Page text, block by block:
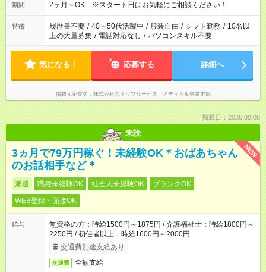
期間 2ヶ月～OK ※スタート日はお気軽にご相談ください！
特徴 履歴書不要 / 40～50代活躍中 / 服装自由 / シフト勤務 / 10名以
上の大量募集 / 電話対応なし / パソコンスキル不要
気になる！ 応募する 詳細へ
掲載元企業名 株式会社スタッフサービス メディカル事業本部
掲載日：2026.08.08
未読
NEW
3ヵ月で79万円稼ぐ！未経験OK＊おばあちゃん
のお話相手など＊
派遣 職種未経験OK 社会人未経験OK
ブランクOK
WEB登録・面接OK
給与
無資格の方：時給1500円～1875円 / 介護福祉士：時給1800円～
2250円 / 初任者以上：時給1600円～2000円
交通費別途支給あり
交通費 全額支給